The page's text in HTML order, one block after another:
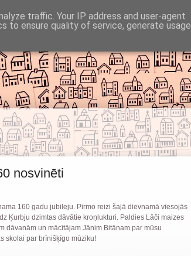
mums
Noderīgi
Informācija
Galerija
Fotogrāfijas
Resursi
Lasāmviela
nosvinēti
160 gadu jubileju. Pirmo reizi šajā dievnamā viesojās
Ķurbju dzimtas dāvātie kroņlukturi. Paldies Lāči maizes
dāvanām un mācītājam Jānim Bitānam par mūsu
skolai par brīnišķīgo mūziku!
traffic. Your IP address and user-agent
to ensure quality of service, generate usage